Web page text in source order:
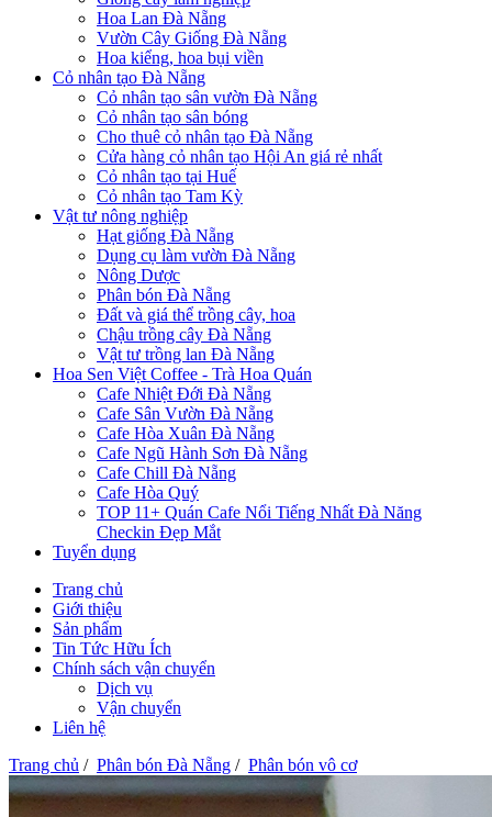
Hoa Lan Đà Nẵng
Vườn Cây Giống Đà Nẵng
Hoa kiểng, hoa bụi viền
Cỏ nhân tạo Đà Nẵng
Cỏ nhân tạo sân vườn Đà Nẵng
Cỏ nhân tạo sân bóng
Cho thuê cỏ nhân tạo Đà Nẵng
Cửa hàng cỏ nhân tạo Hội An giá rẻ nhất
Cỏ nhân tạo tại Huế
Cỏ nhân tạo Tam Kỳ
Vật tư nông nghiệp
Hạt giống Đà Nẵng
Dụng cụ làm vườn Đà Nẵng
Nông Dược
Phân bón Đà Nẵng
Đất và giá thể trồng cây, hoa
Chậu trồng cây Đà Nẵng
Vật tư trồng lan Đà Nẵng
Hoa Sen Việt Coffee - Trà Hoa Quán
Cafe Nhiệt Đới Đà Nẵng
Cafe Sân Vườn Đà Nẵng
Cafe Hòa Xuân Đà Nẵng
Cafe Ngũ Hành Sơn Đà Nẵng
Cafe Chill Đà Nẵng
Cafe Hòa Quý
TOP 11+ Quán Cafe Nổi Tiếng Nhất Đà Năng
Checkin Đẹp Mắt
Tuyển dụng
Trang chủ
Giới thiệu
Sản phẩm
Tin Tức Hữu Ích
Chính sách vận chuyển
Dịch vụ
Vận chuyển
Liên hệ
Trang chủ / Phân bón Đà Nẵng / Phân bón vô cơ